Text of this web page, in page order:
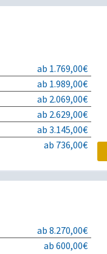
ab 1.769,00€
ab 1.989,00€
ab 2.069,00€
ab 2.629,00€
ab 3.145,00€
ab 736,00€
ab 8.270,00€
ab 600,00€